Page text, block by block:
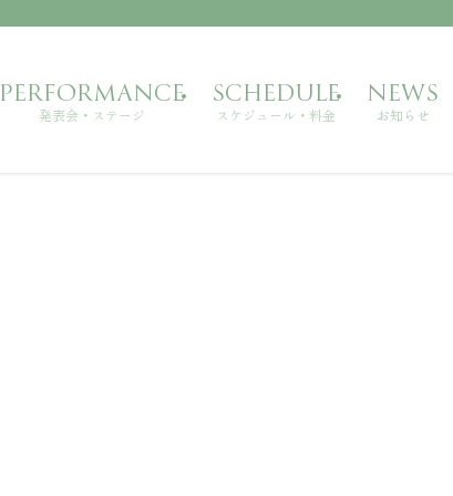
PERFORMANCE
発表会・ステージ
SCHEDULE
スケジュール・料金
NEWS
お知らせ